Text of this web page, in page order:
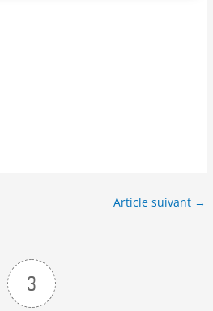
Article suivant →
3